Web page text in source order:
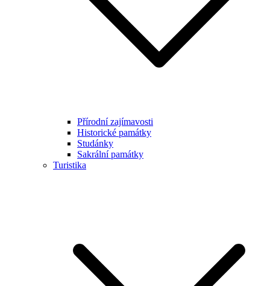
Přírodní zajímavosti
Historické památky
Studánky
Sakrální památky
Turistika